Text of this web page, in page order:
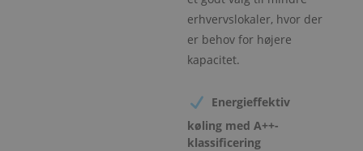
erhvervslokaler, hvor der
er behov for højere
kapacitet.
Energieffektiv
køling med A++-
klassificering